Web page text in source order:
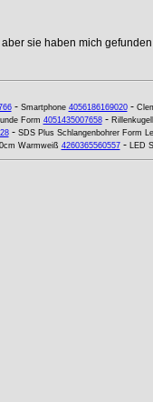
sie haben mich
- Smartphone 4056186169020-
Form 4051435007658-
- SDS Plus Schlangenbohrer Form
Warmweiß 4260365560557- LED